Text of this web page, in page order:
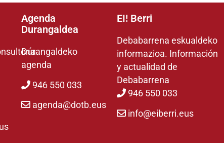
Agenda
Durangaldea
Durangaldeko
agenda
946 550 033
agenda@dotb.eus
EI! Berri
Debabarrena eskualdeko
informazioa. Información
y actualidad de
Debabarrena
946 550 033
info@eiberri.eus